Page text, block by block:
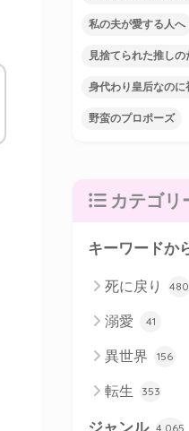
私の夫が愛する人へ
見捨てられた推しの
身代わり皇后なの
野蛮のプロポーズ
カテゴリ
キーワードか
死に戻り 480
溺愛 41
異世界 156
転生 353
ジャンル 4,065